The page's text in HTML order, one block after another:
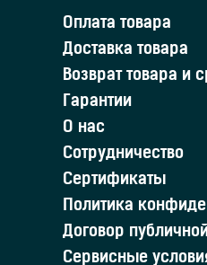
Оплата товара
Доставка товара
Возврат товара и
Гарантии
О нас
Сотрудничество
Сертификаты
Политика
Договор
Сервисные